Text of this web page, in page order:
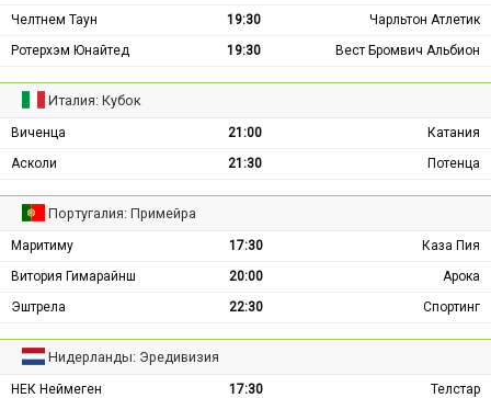
Челтнем Таун
19:30
Чарльтон Атлетик
Ротерхэм Юнайтед
19:30 Вест Бромвич Альбион
Италия: Кубок
Виченца 21:00
Катания
Асколи
21:30 Потенца
Португалия: Примейра
Маритиму 17:30
Каза Пия
Витория Гимарайнш
20:00
Арока
Эштрела
22:30 Спортинг
Нидерланды: Эредивизия
НЕК Неймеген 17:30
Телстар